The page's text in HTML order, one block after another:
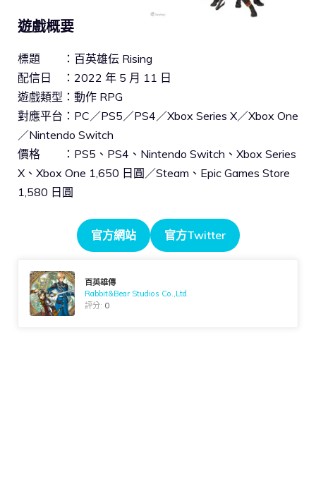
遊戲概要
標題 ：百英雄伝 Rising
配信日 ：2022 年 5 月 11 日
遊戲類型：動作 RPG
對應平台：PC／PS5／PS4／Xbox Series X／Xbox One
／Nintendo Switch
價格 ：PS5、PS4、Nintendo Switch、Xbox Series
X、Xbox One 1,650 日圓／Steam、Epic Games Store
1,580 日圓
官方網站 官方Twitter
百英雄傳
Rabbit&Bear Studios Co.,Ltd.
評分: 0